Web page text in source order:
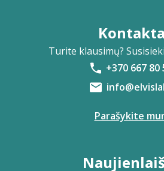
Turite klausimų?
+370 667 80
Parašykite